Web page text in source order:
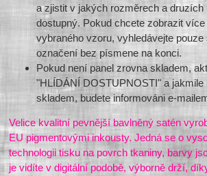
a zjistit v jakých rozměrech a druzích
dostupný. Pokud chcete zobrazit více
vybraného vzoru, vyhledávejte
označení bez písmene na konci.
Pokud není panel zrovna skladem,
"HLÍDÁNÍ DOSTUPNOSTI" a jakmile
skladem, budete informováni e-
Velice kvalitní pevnější bavlněný satén
EU pigmentovými inkousty. Jedná se o
technologii tisku na povrch tkaniny, barvy
je vidíte v digitální podobě, výborně drží,